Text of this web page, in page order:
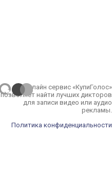
Онлайн сервис «КупиГолос»
позволяет найти лучших дикторов
для записи видео или аудио
рекламы.
Политика конфиденциальности